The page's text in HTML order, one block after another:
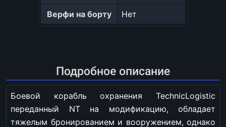
Верфи на борту
Нет
Подробное описание
Боевой корабль охранения TechnicLogistic
переданный NT на модификацию, обладает
тяжелым бронированием и вооружением, однако